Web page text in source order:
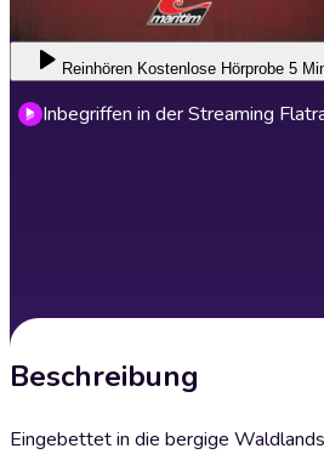
Reinhören Kostenlose Hörprobe 5
Inbegriffen in der Streaming
Beschreibung
Eingebettet in die bergige